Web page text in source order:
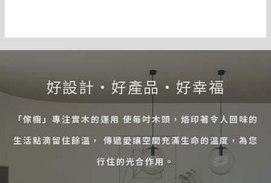
好設計・好產品・好幸福
「傢櫥」專注實木的運用 使每吋木頭，烙印著令人回味的
生活點滴留住餘溫， 傳遞愛讓空間充滿生命的溫度，為您
行住的光合作用。